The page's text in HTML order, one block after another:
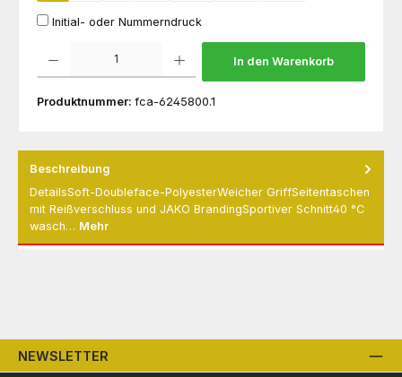
Initial- oder Nummerndruck
In den Warenkorb
Produktnummer: fca-6245800.1
Beschreibung
DetailsSoft-Doubleface-PolyesterWeicher GriffSeitentaschen
mit Reißverschluss und JAKO BrandingSportiver Schnitt40 °C
wasch… Mehr
NEWSLETTER